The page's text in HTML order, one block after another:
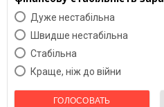
Дуже нестабільна
Швидше нестабільна
Cтабільна
Краще, ніж до війни
ГОЛОСОВАТЬ